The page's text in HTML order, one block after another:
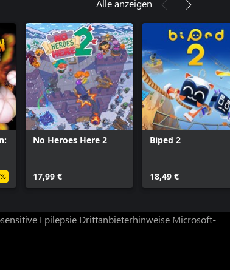
Alle anzeigen
No Heroes Here 2
17,99 €
Biped 2
18,49 €
Epilepsie Drittanbieterhinweise Microsoft-